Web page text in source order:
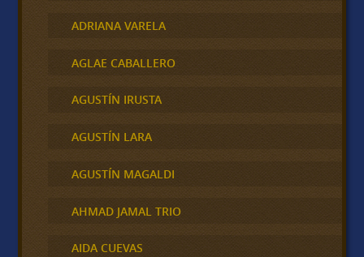
ADRIANA VARELA
AGLAE CABALLERO
AGUSTÍN IRUSTA
AGUSTÍN LARA
AGUSTÍN MAGALDI
AHMAD JAMAL TRIO
AIDA CUEVAS